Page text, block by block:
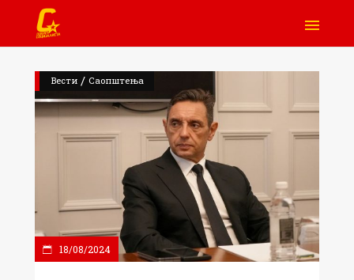
Вести / Саопштења
18/08/2024